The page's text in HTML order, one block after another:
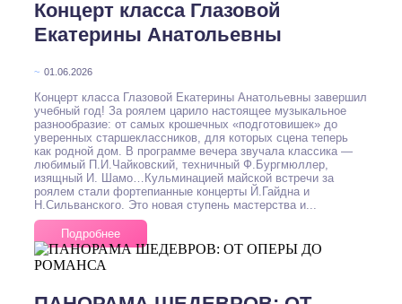
Концерт класса Глазовой
Екатерины Анатольевны
~ 01.06.2026
Концерт класса Глазовой Екатерины Анатольевны завершил
учебный год! За роялем царило настоящее музыкальное
разнообразие: от самых крошечных «подготовишек» до
уверенных старшеклассников, для которых сцена теперь
как родной дом. В программе вечера звучала классика —
любимый П.И.Чайковский, техничный Ф.Бургмюллер,
изящный И. Шамо…Кульминацией майской встречи за
роялем стали фортепианные концерты Й.Гайдна и
Н.Сильванского. Это новая ступень мастерства и...
Подробнее